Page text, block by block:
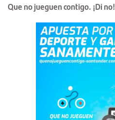
Que no jueguen contigo. ¡Di no!